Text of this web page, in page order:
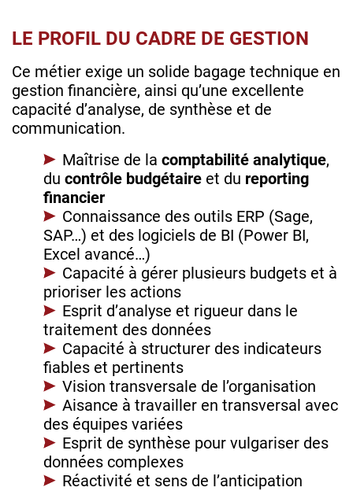
LE PROFIL DU CADRE DE GESTION
Ce métier exige un solide bagage technique en
gestion financière, ainsi qu’une excellente
capacité d’analyse, de synthèse et de
communication.
Maîtrise de la comptabilité analytique,
du contrôle budgétaire et du reporting
financier
Connaissance des outils ERP (Sage,
SAP…) et des logiciels de BI (Power BI,
Excel avancé…)
Capacité à gérer plusieurs budgets et à
prioriser les actions
Esprit d’analyse et rigueur dans le
traitement des données
Capacité à structurer des indicateurs
fiables et pertinents
Vision transversale de l’organisation
Aisance à travailler en transversal avec
des équipes variées
Esprit de synthèse pour vulgariser des
données complexes
Réactivité et sens de l’anticipation